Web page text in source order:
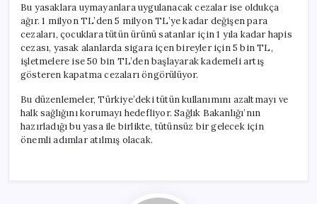
Bu yasaklara uymayanlara uygulanacak cezalar ise oldukça
ağır. 1 milyon TL’den 5 milyon TL’ye kadar değişen para
cezaları, çocuklara tütün ürünü satanlar için 1 yıla kadar hapis
cezası, yasak alanlarda sigara içen bireyler için 5 bin TL,
işletmelere ise 50 bin TL’den başlayarak kademeli artış
gösteren kapatma cezaları öngörülüyor.
Bu düzenlemeler, Türkiye’deki tütün kullanımını azaltmayı ve
halk sağlığını korumayı hedefliyor. Sağlık Bakanlığı’nın
hazırladığı bu yasa ile birlikte, tütünsüz bir gelecek için
önemli adımlar atılmış olacak.